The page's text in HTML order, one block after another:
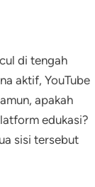
di tengah
aktif, YouTube
apakah
edukasi?
sisi tersebut